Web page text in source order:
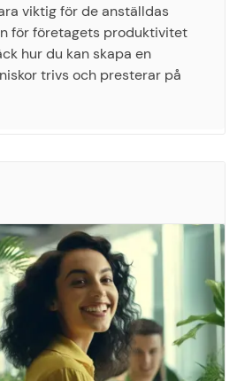
viktig för de anställdas
för företagets produktivitet
hur du kan skapa en
trivs och presterar på